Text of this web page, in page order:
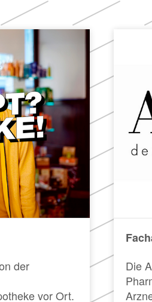
der
vor Ort.
Die